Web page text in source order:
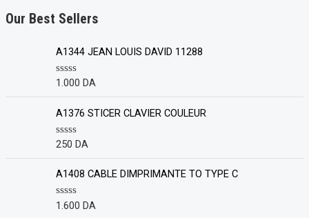
Our Best Sellers
A1344 JEAN LOUIS DAVID 11288
R
e
0
o
u
o
f
5
1.000 DA
A1376 STICER CLAVIER COULEUR
R
e
0
o
u
250 DA
A1408 CABLE DIMPRIMANTE TO TYPE C
R1.600 DA